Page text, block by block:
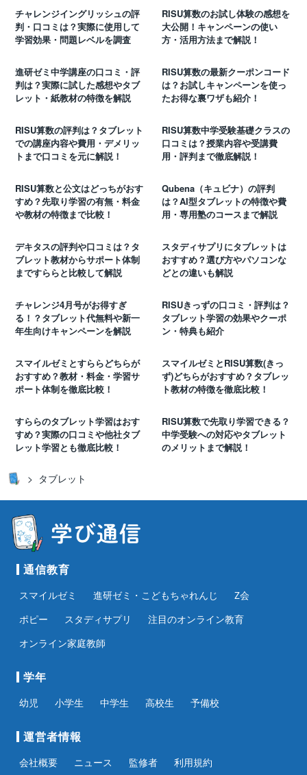
チャレンジイングリッシュの評
判・口コミは？実際に使用して
学習効果・問題レベルを調査
RISU算数のお試し体験の感想を
大公開！キャンペーンの使い
方・活用方法まで解説！
進研ゼミ中学講座の口コミ・評
判は？実際に試した感想やタブ
レット・紙教材の特徴を解説
RISU算数の最新クーポンコード
は？お試しキャンペーンを使っ
たお得な裏ワザも紹介！
RISU算数の評判は？タブレット
での講座内容や費用・デメリッ
トまで口コミを元に解説！
RISU算数中学受験基礎クラスの
口コミは？授業内容や受講費
用・評判まで徹底解説！
RISU算数と公文はどっちがおす
すめ？先取り学習の有無・料金
や教材の特徴まで比較！
Qubena（キュビナ）の評判
は？AI型タブレットの特徴や費
用・専用塾のコースまで解説
デキタスの評判や口コミは？タ
ブレット教材からサポート体制
まですららと比較して解説
スタディサプリにタブレットは
おすすめ？選び方やパソコンな
どとの違いも解説
チャレンジ4月号がお得すぎ
る！？タブレット代無料や新一
年生向けキャンペーンを解説
RISUきっずの口コミ・評判は？
タブレット学習の効果やクーポ
ン・特典も紹介
スマイルゼミとすららどちらが
おすすめ？教材・料金・学習サ
ポート体制を徹底比較！
スマイルゼミとRISU算数(きっ
ず)どちらがおすすめ？タブレッ
ト教材の特徴を徹底比較！
すららのタブレット学習はおす
すめ？実際の口コミや他社タブ
レット学習とも徹底比較！
RISU算数で先取り学習できる？
中学受験への対応やタブレット
のメリットまで解説！
タブレット
通信教育
スマイルゼミ 進研ゼミ・こどもちゃれんじ
Z会
ポピー
スタディサプリ
注目のオンライン教育
オンライン家庭教師
学年
幼児 小学生 中学生 高校生 予備校
運営者情報
会社概要 ニュース 監修者 利用規約